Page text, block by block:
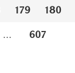
179 180
... 607